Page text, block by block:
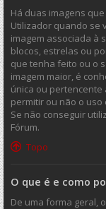
Há duas imagens
Utilizador quando se
imagem associada à
blocos, estrelas ou
que tenha feito ou o
imagem maior, é
única ou pertencente
permitir ou não o
Se não conseguir
Fórum.
Topo
O que é e como
De uma forma geral,